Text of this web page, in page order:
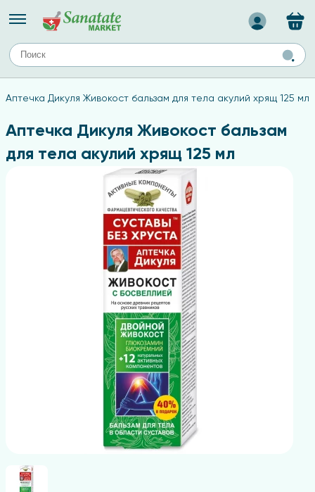
лица
Назад
ТИПЫ КОЖИ
Средства для комбинированной кожи
Средства для проблемной кожи
Средства для жирной кожи
Средства для чувствительной кожи
Аптечка Дикуля Живокост бальзам для тела акулий хрящ 125 мл
Аптечка Дикуля Живокост бальзам
для тела акулий хрящ 125 мл